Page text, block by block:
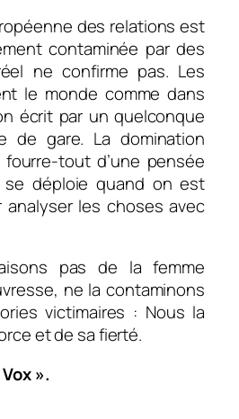
des relations est
contaminée par des
ne confirme pas. Les
le monde comme dans
écrit par un quelconque
de gare. La domination
tout d’une pensée
se déploie quand on est
les choses avec
pas de la femme
ne la contaminons
victimaires : Nous la
et de sa fierté.
».